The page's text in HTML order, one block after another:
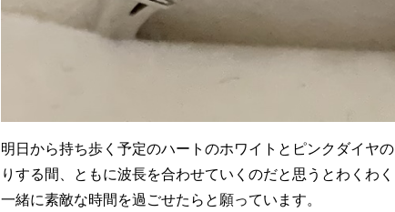
明日から持ち歩く予定のハートのホワイトとピンクダイヤ
りする間、ともに波長を合わせていくのだと思うとわくわ
一緒に素敵な時間を過ごせたらと願っています。